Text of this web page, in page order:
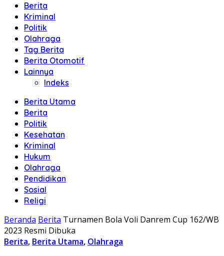
Berita
Kriminal
Politik
Olahraga
Tag Berita
Berita Otomotif
Lainnya
Indeks
Berita Utama
Berita
Politik
Kesehatan
Kriminal
Hukum
Olahraga
Pendidikan
Sosial
Religi
Beranda Berita Turnamen Bola Voli Danrem Cup 162/WB
2023 Resmi Dibuka
Berita, Berita Utama, Olahraga